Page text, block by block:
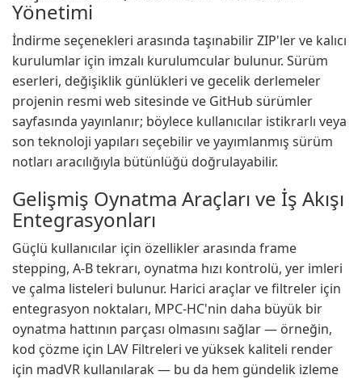
Yönetimi
İndirme seçenekleri arasında taşınabilir ZIP'ler ve kalıcı
kurulumlar için imzalı kurulumcular bulunur. Sürüm
eserleri, değişiklik günlükleri ve gecelik derlemeler
projenin resmi web sitesinde ve GitHub sürümler
sayfasında yayınlanır; böylece kullanıcılar istikrarlı veya
son teknoloji yapıları seçebilir ve yayımlanmış sürüm
notları aracılığıyla bütünlüğü doğrulayabilir.
Gelişmiş Oynatma Araçları ve İş Akışı
Entegrasyonları
Güçlü kullanıcılar için özellikler arasında frame
stepping, A-B tekrarı, oynatma hızı kontrolü, yer imleri
ve çalma listeleri bulunur. Harici araçlar ve filtreler için
entegrasyon noktaları, MPC-HC'nin daha büyük bir
oynatma hattının parçası olmasını sağlar — örneğin,
kod çözme için LAV Filtreleri ve yüksek kaliteli render
için madVR kullanılarak — bu da hem gündelik izleme